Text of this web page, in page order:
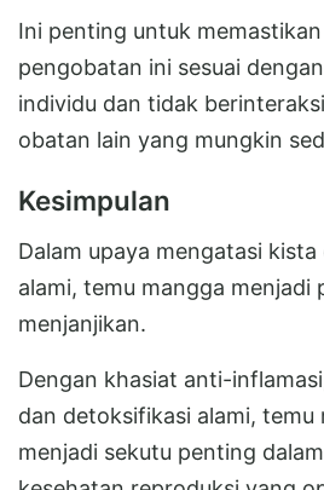
Ini penting untuk
pengobatan ini sesuai
individu dan tidak
obatan lain yang mungkin
Kesimpulan
Dalam upaya mengatasi
alami, temu mangga menjadi
menjanjikan.
Dengan khasiat anti-
dan detoksifikasi alami, temu
menjadi sekutu penting